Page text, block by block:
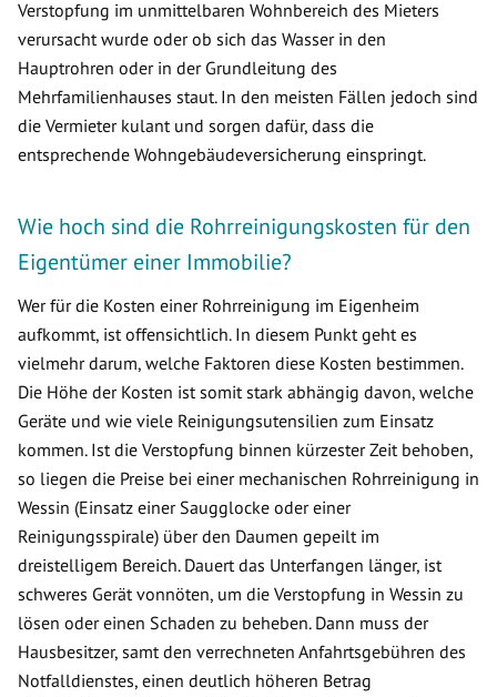
Verstopfung im unmittelbaren Wohnbereich des Mieters
verursacht wurde oder ob sich das Wasser in den
Hauptrohren oder in der Grundleitung des
Mehrfamilienhauses staut. In den meisten Fällen jedoch sind
die Vermieter kulant und sorgen dafür, dass die
entsprechende Wohngebäudeversicherung einspringt.
Wie hoch sind die Rohrreinigungskosten für den
Eigentümer einer Immobilie?
Wer für die Kosten einer Rohrreinigung im Eigenheim
aufkommt, ist offensichtlich. In diesem Punkt geht es
vielmehr darum, welche Faktoren diese Kosten bestimmen.
Die Höhe der Kosten ist somit stark abhängig davon, welche
Geräte und wie viele Reinigungsutensilien zum Einsatz
kommen. Ist die Verstopfung binnen kürzester Zeit behoben,
so liegen die Preise bei einer mechanischen Rohrreinigung in
Wessin (Einsatz einer Saugglocke oder einer
Reinigungsspirale) über den Daumen gepeilt im
dreistelligem Bereich. Dauert das Unterfangen länger, ist
schweres Gerät vonnöten, um die Verstopfung in Wessin zu
lösen oder einen Schaden zu beheben. Dann muss der
Hausbesitzer, samt den verrechneten Anfahrtsgebühren des
Notfalldienstes, einen deutlich höheren Betrag